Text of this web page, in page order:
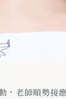
，老師順勢接